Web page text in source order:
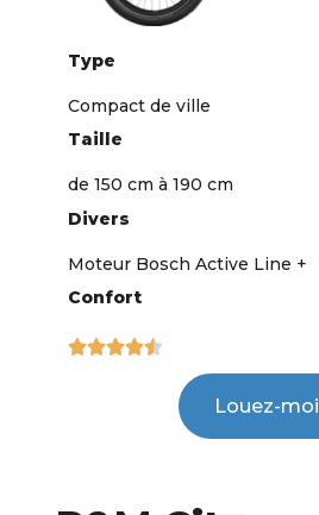
Type
Compact de ville
Taille
de 150 cm à 190 cm
Divers
Moteur Bosch Active Line +
Confort

Louez-moi